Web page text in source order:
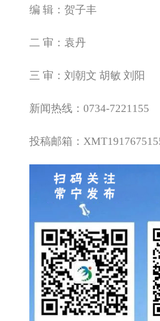
编 辑：贺子丰
二 审：袁丹
三 审：刘朝文 胡敏 刘阳
新闻热线：0734-7221155
投稿邮箱：